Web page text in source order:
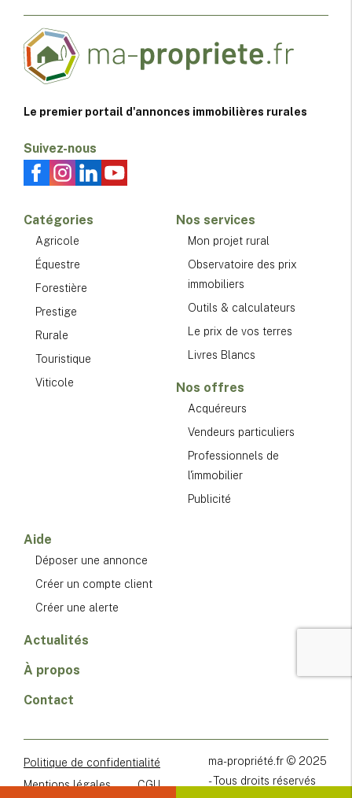
Le premier portail d'annonces immobilières rurales
Suivez-nous
Catégories
Agricole
Équestre
Forestière
Prestige
Rurale
Touristique
Viticole
Nos services
Mon projet rural
Observatoire des prix
immobiliers
Outils & calculateurs
Le prix de vos terres
Livres Blancs
Nos offres
Acquéreurs
Vendeurs particuliers
Professionnels de
l'immobilier
Publicité
Aide
Déposer une annonce
Créer un compte client
Créer une alerte
Actualités
À propos
Contact
Politique de confidentialité
Mentions légales
CGU
ma-propriété.fr © 2025
- Tous droits réservés